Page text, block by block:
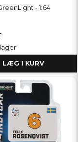
- 1:64
LÆG I KURV